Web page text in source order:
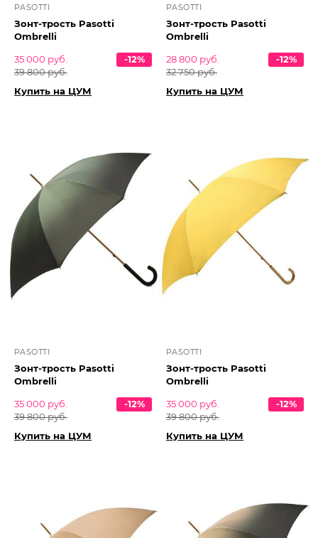
PASOTTI
Зонт-трость Pasotti
Ombrelli
35 000 руб.
39 800 руб.
-12%
Купить на ЦУМ
PASOTTI
Зонт-трость Pasotti
Ombrelli
28 800 руб.
32 750 руб.
-12%
Купить на ЦУМ
PASOTTI
Зонт-трость Pasotti
Ombrelli
35 000 руб.
39 800 руб.
-12%
Купить на ЦУМ
PASOTTI
Зонт-трость Pasotti
Ombrelli
35 000 руб.
39 800 руб.
-12%
Купить на ЦУМ